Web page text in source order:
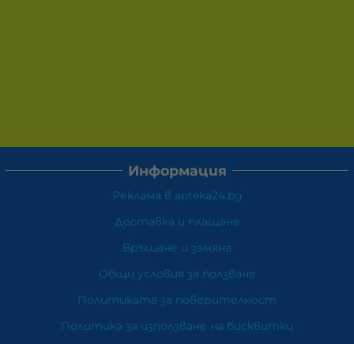
Информация
Реклама в apteka24.bg
Доставка и плащане
Връщане и замяна
Общи условия за ползване
Политиката за поверителност
Политика за използване на бисквитки